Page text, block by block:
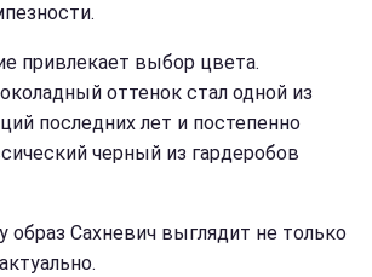
привлекает выбор цвета.
оттенок стал одной из
последних лет и постепенно
черный из гардеробов
образ Сахневич выглядит не только